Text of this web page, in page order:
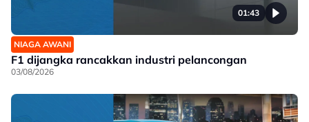
01:43
NIAGA AWANI
F1 dijangka rancakkan industri pelancongan
03/08/2026